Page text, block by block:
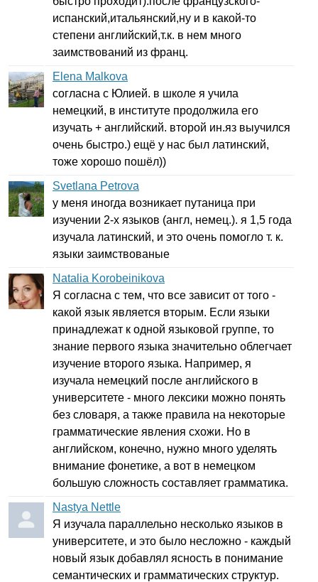
испанский,итальянский,ну и в какой-то
степени английский,т.к. в нем много
заимствований из франц.
Elena Malkova
согласна с Юлией. в школе я учила
немецкий, в институте продолжила его
изучать + английский. второй ин.яз выучился
очень быстро.) ещё у нас был латинский,
тоже хорошо пошёл))
Svetlana Petrova
у меня иногда возникает путаница при
изучении 2-х языков (англ, немец.). я 1,5 года
изучала латинский, и это очень помогло т. к.
языки заимствованые
Natalia Korobeinikova
Я согласна с тем, что все зависит от того -
какой язык является вторым. Если языки
принадлежат к одной языковой группе, то
знание первого языка значительно облегчает
изучение второго языка. Например, я
изучала немецкий после английского в
университете - много лексики можно понять
без словаря, а также правила на некоторые
грамматические явления схожи. Но в
английском, конечно, нужно много уделять
внимание фонетике, а вот в немецком
большую сложность составляет грамматика.
Nastya Nettle
Я изучала параллельно несколько языков в
университете, и это было несложно - каждый
новый язык добавлял ясность в понимание
семантических и грамматических структур.